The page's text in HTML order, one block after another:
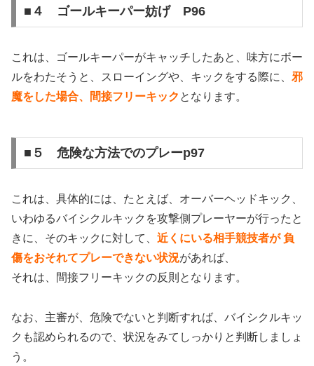
■４ ゴールキーパー妨げ P96
これは、ゴールキーパーがキャッチしたあと、味方にボー
ルをわたそうと、スローイングや、キックをする際に、 邪
魔をした場合、間接フリーキック となります。
■５ 危険な方法でのプレーp97
これは、具体的には、たとえば、オーバーヘッドキック、
いわゆるバイシクルキックを攻撃側プレーヤーが行ったと
きに、そのキックに対して、 近くにいる相手競技者が負
傷をおそれてプレーできない状況があれば、
それは、間接フリーキックの反則となります。
なお、主審が、危険でないと判断すれば、バイシクルキッ
クも認められるので、状況をみてしっかりと判断しましょ
う。